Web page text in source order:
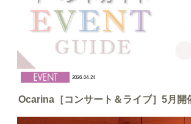
2026-04-24
Ocarina［コンサート＆ライブ］5月開